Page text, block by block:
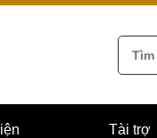
Tài trợ